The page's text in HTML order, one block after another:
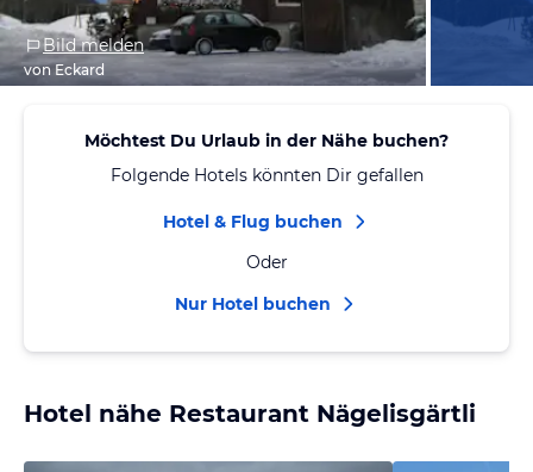
Bild melden
von Eckard
Möchtest Du Urlaub in der Nähe buchen?
Folgende Hotels könnten Dir gefallen
Hotel & Flug buchen
Oder
Nur Hotel buchen
Hotel nähe Restaurant Nägelisgärtli